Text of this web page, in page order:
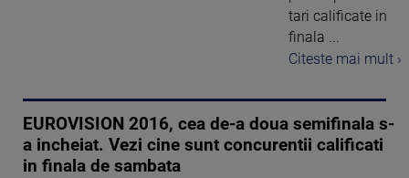
tari calificate in
finala ...
Citeste mai mult ›
EUROVISION 2016, cea de-a doua semifinala s-
a incheiat. Vezi cine sunt concurentii calificati
in finala de sambata